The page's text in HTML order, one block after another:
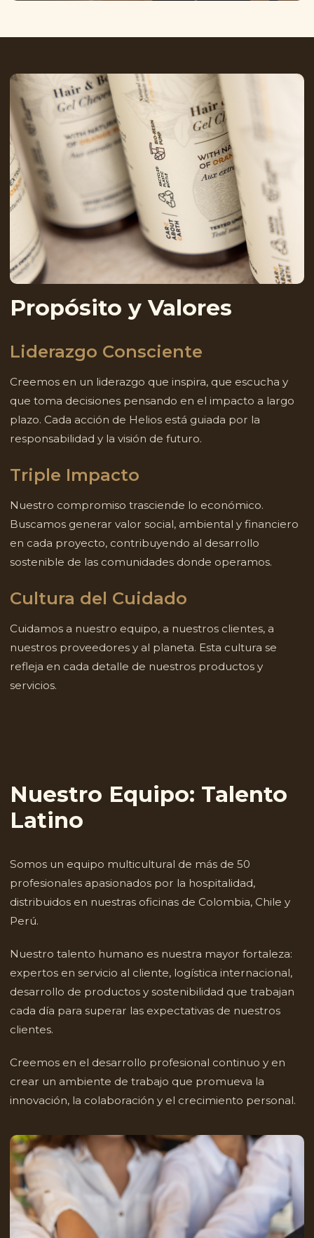
Propósito y Valores
Liderazgo Consciente
Creemos en un liderazgo que inspira, que escucha y
que toma decisiones pensando en el impacto a largo
plazo. Cada acción de Helios está guiada por la
responsabilidad y la visión de futuro.
Triple Impacto
Nuestro compromiso trasciende lo económico.
Buscamos generar valor social, ambiental y financiero
en cada proyecto, contribuyendo al desarrollo
sostenible de las comunidades donde operamos.
Cultura del Cuidado
Cuidamos a nuestro equipo, a nuestros clientes, a
nuestros proveedores y al planeta. Esta cultura se
refleja en cada detalle de nuestros productos y
servicios.
Nuestro Equipo: Talento
Latino
Somos un equipo multicultural de más de 50
profesionales apasionados por la hospitalidad,
distribuidos en nuestras oficinas de Colombia, Chile y
Perú.
Nuestro talento humano es nuestra mayor fortaleza:
expertos en servicio al cliente, logística internacional,
desarrollo de productos y sostenibilidad que trabajan
cada día para superar las expectativas de nuestros
clientes.
Creemos en el desarrollo profesional continuo y en
crear un ambiente de trabajo que promueva la
innovación, la colaboración y el crecimiento personal.